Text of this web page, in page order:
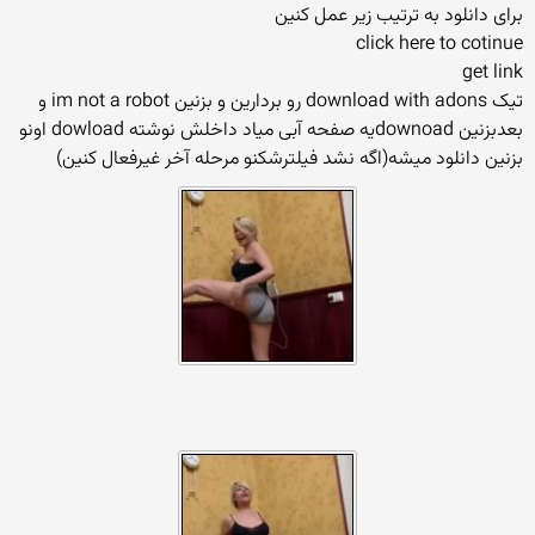
برای دانلود به ترتیب زیر عمل کنین
click here to cotinue
get link
تیک download with adons رو بردارین و بزنین im not a robot و
بعدبزنین downoadیه صفحه آبی میاد داخلش نوشته dowload اونو
بزنین دانلود میشه(اگه نشد فیلترشکنو مرحله آخر غیرفعال کنین)